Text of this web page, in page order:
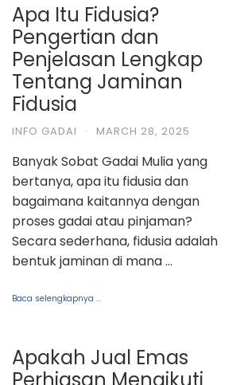
Apa Itu Fidusia?
Pengertian dan
Penjelasan Lengkap
Tentang Jaminan
Fidusia
INFO GADAI · MARCH 28, 2025
Banyak Sobat Gadai Mulia yang
bertanya, apa itu fidusia dan
bagaimana kaitannya dengan
proses gadai atau pinjaman?
Secara sederhana, fidusia adalah
bentuk jaminan di mana …
Baca selengkapnya ...
Apakah Jual Emas
Perhiasan Mengikuti